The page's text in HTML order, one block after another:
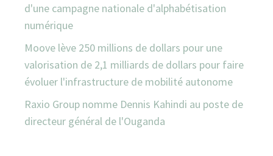
d'une campagne nationale d'alphabétisation
numérique
Moove lève 250 millions de dollars pour une
valorisation de 2,1 milliards de dollars pour faire
évoluer l'infrastructure de mobilité autonome
Raxio Group nomme Dennis Kahindi au poste de
directeur général de l'Ouganda